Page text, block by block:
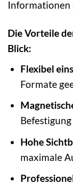
Informationen
Die Vorteile
Blick:
Flexibel
Formate
Hohe
maximale